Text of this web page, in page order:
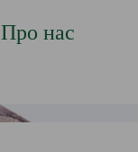
Про нас